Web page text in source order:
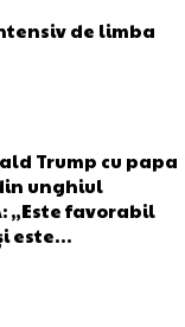
de limba
Trump cu papa
unghiul
„Este favorabil
este…